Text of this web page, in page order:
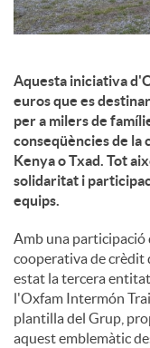
i
n
g
u
t
s
Aquesta iniciativa
euros que es
per a milers de
conseqüències de la
Kenya o Txad. Tot
solidaritat i
equips.
Amb una participació
cooperativa de crèdit
estat la tercera
l'Oxfam Intermón
plantilla del Grup,
aquest emblemàtic